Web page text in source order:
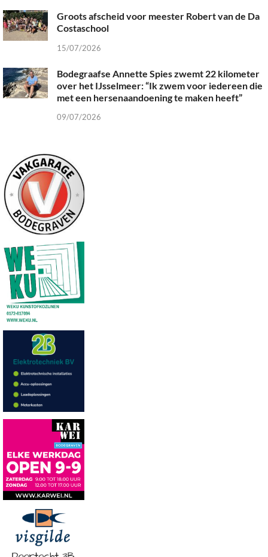
Groots afscheid voor meester Robert van de Da
Costaschool
15/07/2026
Bodegraafse Annette Spies zwemt 22 kilometer
over het IJsselmeer: “Ik zwem voor iedereen die
met een hersenaandoening te maken heeft”
09/07/2026